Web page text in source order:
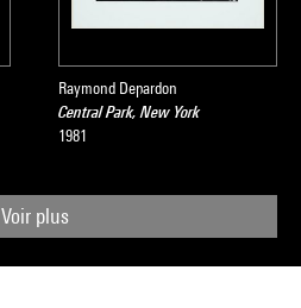
Raymond Depardon
Central Park, New York
1981
Voir plus